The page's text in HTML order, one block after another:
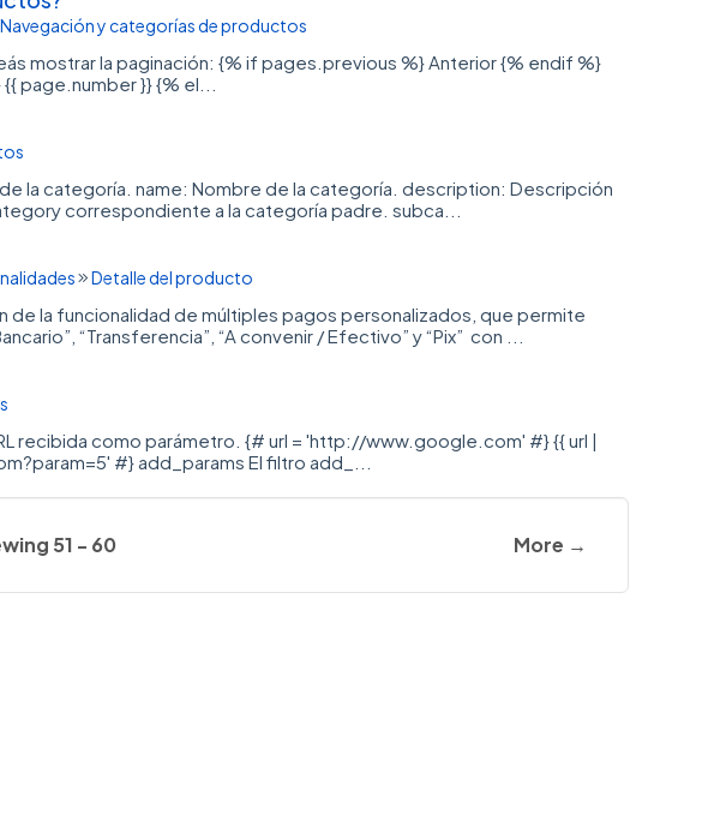
Navegación y categorías de productos
mostrar la paginación: {% if pages.previous %} Anterior {% endif %}
page.number }} {% el...
la categoría. name: Nombre de la categoría. description: Descripción
correspondiente a la categoría padre. subca...
Detalle del producto
de la funcionalidad de múltiples pagos personalizados, que permite
“Transferencia”, “A convenir / Efectivo” y “Pix” con ...
recibida como parámetro. {# url = 'http://www.google.com' #} {{ url |
#} add_params El filtro add_...
51 - 60 More →